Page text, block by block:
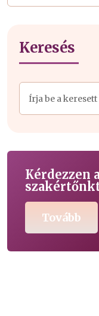
Keresés
Kérdezzen
Tovább